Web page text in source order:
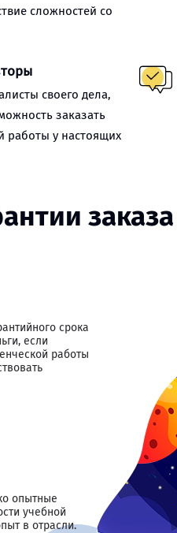
сложностей со
своего дела,
заказать
работы у настоящих
срока
если
работы
опытные
учебной
в отрасли.